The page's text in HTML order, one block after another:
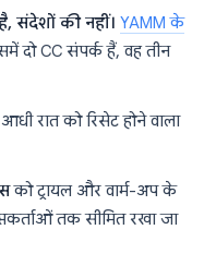
संदेशों की नहीं। YAMM के
CC संपर्क हैं, वह तीन
रात को रिसेट होने वाला
को ट्रायल और वार्म-अप के
तक सीमित रखा जा